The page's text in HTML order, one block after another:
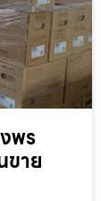
พร
ขาย